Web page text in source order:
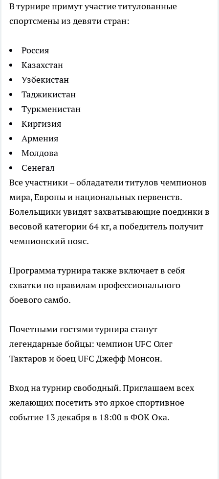
В турнире примут участие титулованные
спортсмены из девяти стран:
Россия
Казахстан
Узбекистан
Таджикистан
Туркменистан
Киргизия
Армения
Молдова
Сенегал
Все участники – обладатели титулов чемпионов
мира, Европы и национальных первенств.
Болельщики увидят захватывающие поединки в
весовой категории 64 кг, а победитель получит
чемпионский пояс.
Программа турнира также включает в себя
схватки по правилам профессионального
боевого самбо.
Почетными гостями турнира станут
легендарные бойцы: чемпион UFC Олег
Тактаров и боец UFC Джефф Монсон.
Вход на турнир свободный. Приглашаем всех
желающих посетить это яркое спортивное
событие 13 декабря в 18:00 в ФОК Ока.